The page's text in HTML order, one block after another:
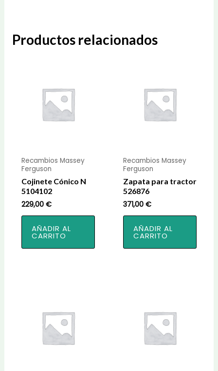
Productos relacionados
Recambios Massey
Ferguson
Cojinete Cónico N
5104102
229,00 €
AÑADIR AL
CARRITO
Recambios Massey
Ferguson
Zapata para tractor
526876
371,00€
AÑADIR AL
CARRITO